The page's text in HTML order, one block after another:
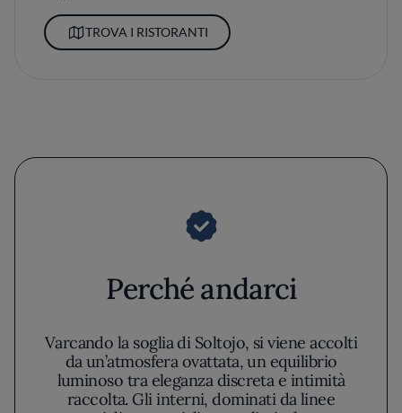
TROVA I RISTORANTI
Perché andarci
Varcando la soglia di Soltojo, si viene accolti
da un’atmosfera ovattata, un equilibrio
luminoso tra eleganza discreta e intimità
raccolta. Gli interni, dominati da linee